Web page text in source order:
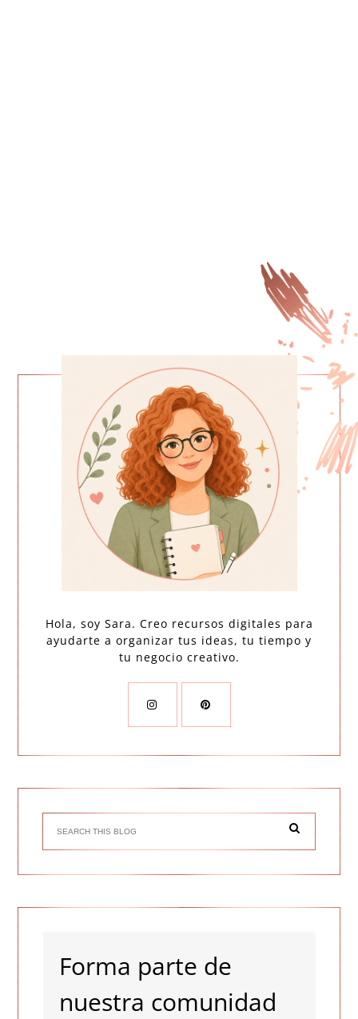
Hola, soy Sara. Creo recursos digitales para
ayudarte a organizar tus ideas, tu tiempo y
tu negocio creativo.
Forma parte de
nuestra comunidad